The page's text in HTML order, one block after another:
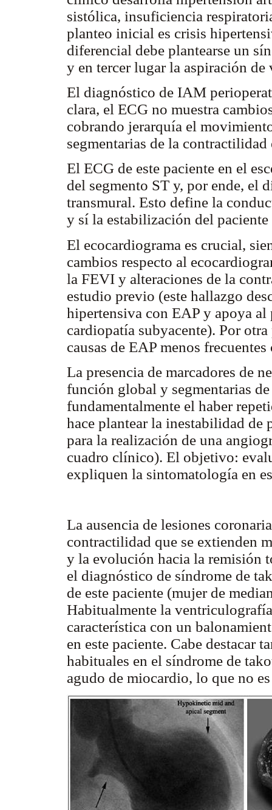
sistólica, insuficiencia
planteo inicial es crisis
diferencial debe plantearse un
y en tercer lugar la aspiración de
El diagnóstico de IAM
clara, el ECG no muestra
cobrando jerarquía el
segmentarias de la
El ECG de este paciente en el
del segmento ST y, por ende, el
transmural. Esto define la
y sí la estabilización del
El ecocardiograma es crucial,
cambios respecto al
la FEVI y alteraciones de la
estudio previo (este hallazgo
hipertensiva con EAP y apoya
cardiopatía subyacente). Por
causas de EAP menos
La presencia de marcadores de
función global y segmentarias
fundamentalmente el haber
hace plantear la inestabilidad de
para la realización de una
cuadro clínico). El objetivo:
expliquen la sintomatología en
La ausencia de lesiones
contractilidad que se extienden
y la evolución hacia la remisión
el diagnóstico de síndrome de
de este paciente (mujer de
Habitualmente la
característica con un
en este paciente. Cabe destacar
habituales en el síndrome de
agudo de miocardio, lo que no